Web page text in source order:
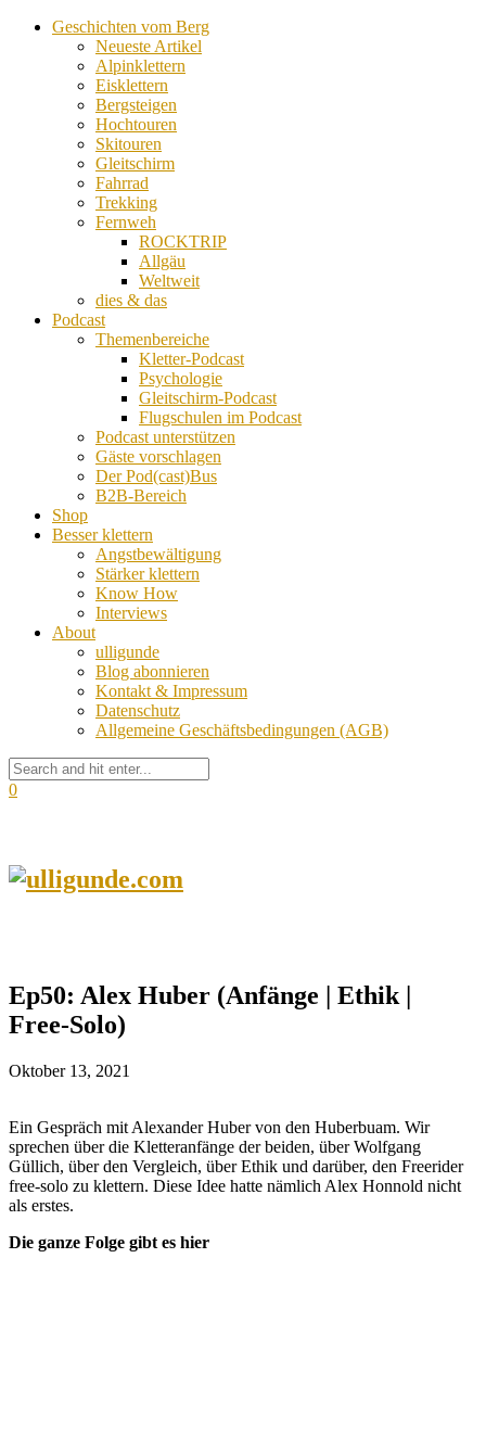
Geschichten vom Berg
Neueste Artikel
Alpinklettern
Eisklettern
Bergsteigen
Hochtouren
Skitouren
Gleitschirm
Fahrrad
Trekking
Fernweh
ROCKTRIP
Allgäu
Weltweit
dies & das
Podcast
Themenbereiche
Kletter-Podcast
Psychologie
Gleitschirm-Podcast
Flugschulen im Podcast
Podcast unterstützen
Gäste vorschlagen
Der Pod(cast)Bus
B2B-Bereich
Shop
Besser klettern
Angstbewältigung
Stärker klettern
Know How
Interviews
About
ulligunde
Blog abonnieren
Kontakt & Impressum
Datenschutz
Allgemeine Geschäftsbedingungen (AGB)
0
Ep50: Alex Huber (Anfänge | Ethik |
Free-Solo)
Oktober 13, 2021
Ein Gespräch mit Alexander Huber von den Huberbuam. Wir
sprechen über die Kletteranfänge der beiden, über Wolfgang
Güllich, über den Vergleich, über Ethik und darüber, den Freerider
free-solo zu klettern. Diese Idee hatte nämlich Alex Honnold nicht
als erstes.
Die ganze Folge gibt es hier